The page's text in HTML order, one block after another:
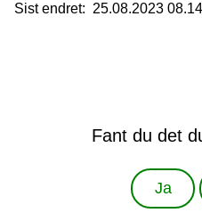
Sist endret 25.08.2023 08.14
Fant du det
Ja